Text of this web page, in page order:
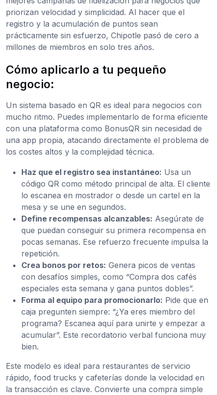
priorizan velocidad y simplicidad. Al hacer que el
registro y la acumulación de puntos sean
prácticamente sin esfuerzo, Chipotle pasó de cero a
millones de miembros en solo tres años.
Cómo aplicarlo a tu pequeño
negocio:
Un sistema basado en QR es ideal para negocios con
mucho ritmo. Puedes implementarlo de forma eficiente
con una plataforma como BonusQR sin necesidad de
una app propia, atacando directamente el problema de
los costes altos y la complejidad técnica.
Haz que el registro sea instantáneo: Usa un
código QR como método principal de alta. El cliente
lo escanea en mostrador o desde un cartel en la
mesa y se une en segundos.
Define recompensas alcanzables: Asegúrate de
que puedan conseguir su primera recompensa en
pocas semanas. Ese refuerzo frecuente impulsa la
repetición.
Crea bonos por retos: Genera picos de ventas
con desafíos simples, como “Compra dos cafés
especiales esta semana y gana puntos dobles”.
Forma al equipo para promocionarlo: Pide que en
caja pregunten siempre: “¿Ya eres miembro del
programa? Escanea aquí para unirte y empezar a
acumular”. Este recordatorio verbal funciona muy
bien.
Este modelo es ideal para restaurantes de servicio
rápido, food trucks y cafeterías donde la velocidad en
la transacción es clave. Convierte una compra simple